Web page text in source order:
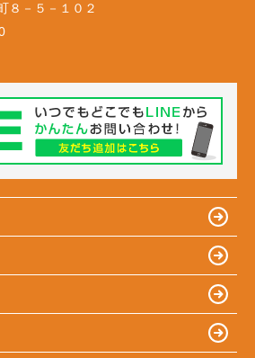
８－５－１０２